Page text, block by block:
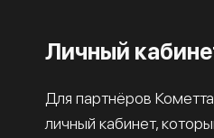
Личный
Для партнёров
личный кабинет,